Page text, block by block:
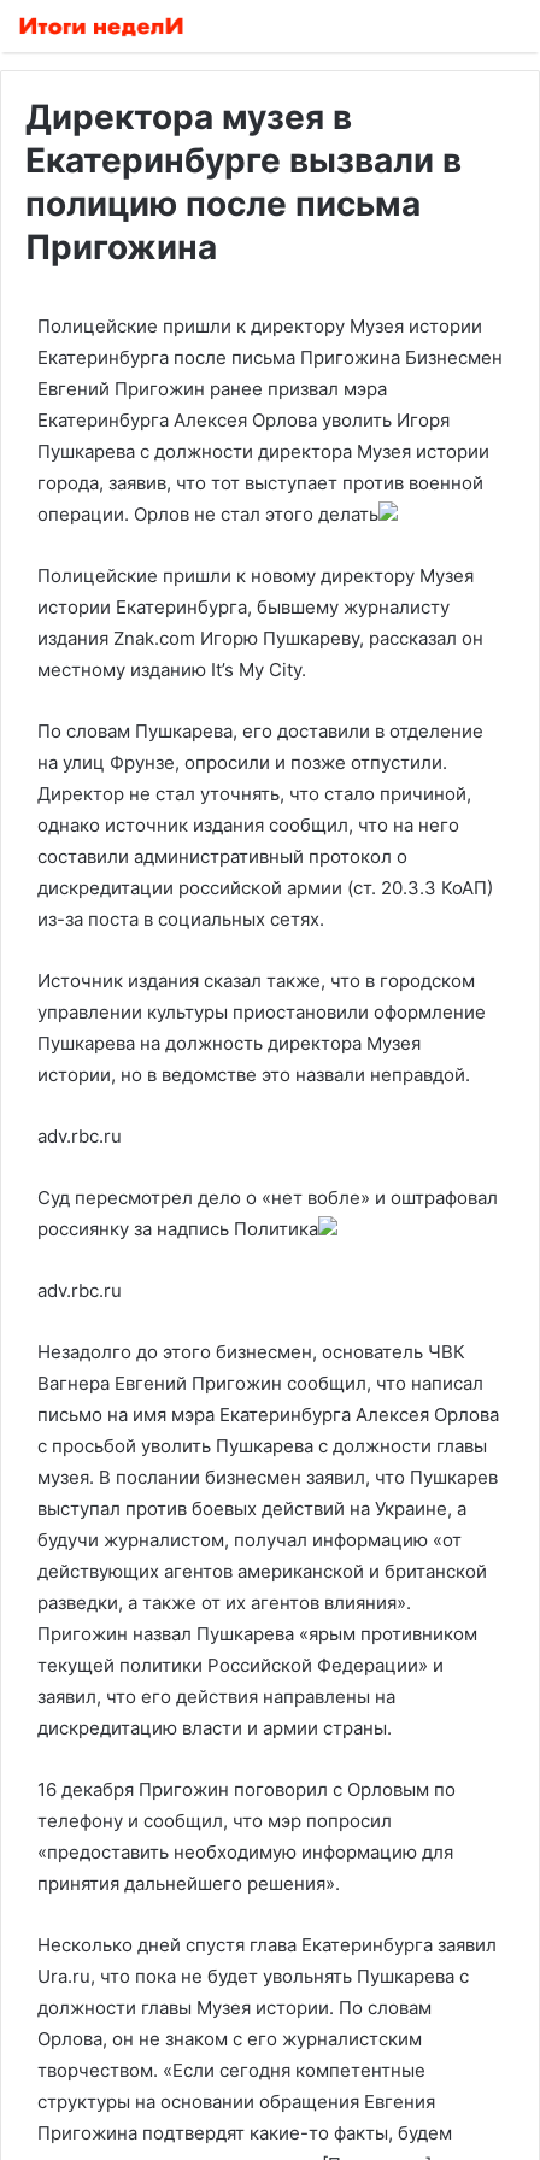
Директора музея в
Екатеринбурге вызвали в
полицию после письма
Пригожина
Полицейские пришли к директору Музея истории
Екатеринбурга после письма Пригожина Бизнесмен
Евгений Пригожин ранее призвал мэра
Екатеринбурга Алексея Орлова уволить Игоря
Пушкарева с должности директора Музея истории
города, заявив, что тот выступает против военной
операции. Орлов не стал этого делать
Полицейские пришли к новому директору Музея
истории Екатеринбурга, бывшему журналисту
издания Znak.com Игорю Пушкареву, рассказал он
местному изданию It’s My City.
По словам Пушкарева, его доставили в отделение
на улиц Фрунзе, опросили и позже отпустили.
Директор не стал уточнять, что стало причиной,
однако источник издания сообщил, что на него
составили административный протокол о
дискредитации российской армии (ст. 20.3.3 КоАП)
из-за поста в социальных сетях.
Источник издания сказал также, что в городском
управлении культуры приостановили оформление
Пушкарева на должность директора Музея
истории, но в ведомстве это назвали неправдой.
adv.rbc.ru
Суд пересмотрел дело о «нет вобле» и оштрафовал
россиянку за надпись Политика
adv.rbc.ru
Незадолго до этого бизнесмен, основатель ЧВК
Вагнера Евгений Пригожин сообщил, что написал
письмо на имя мэра Екатеринбурга Алексея Орлова
с просьбой уволить Пушкарева с должности главы
музея. В послании бизнесмен заявил, что Пушкарев
выступал против боевых действий на Украине, а
будучи журналистом, получал информацию «от
действующих агентов американской и британской
разведки, а также от их агентов влияния».
Пригожин назвал Пушкарева «ярым противником
текущей политики Российской Федерации» и
заявил, что его действия направлены на
дискредитацию власти и армии страны.
16 декабря Пригожин поговорил с Орловым по
телефону и сообщил, что мэр попросил
«предоставить необходимую информацию для
принятия дальнейшего решения».
Несколько дней спустя глава Екатеринбурга заявил
Ura.ru, что пока не будет увольнять Пушкарева с
должности главы Музея истории. По словам
Орлова, он не знаком с его журналистским
творчеством. «Если сегодня компетентные
структуры на основании обращения Евгения
Пригожина подтвердят какие-то факты, будем